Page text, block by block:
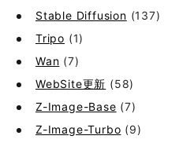
Stable Diffusion (137)
Tripo (1)
Wan (7)
WebSite更新 (58)
Z-Image-Base (7)
Z-Image-Turbo (9)